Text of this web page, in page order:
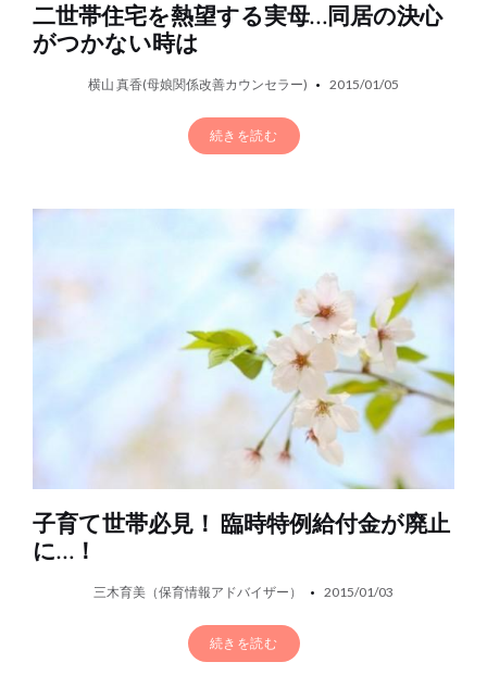
二世帯住宅を熱望する実母…同居の決心
がつかない時は
横山 真香(母娘関係改善カウンセラー) 2015/01/05
続きを読む
子育て世帯必見！ 臨時特例給付金が廃止
に…！
三木育美（保育情報アドバイザー） 2015/01/03
続きを読む